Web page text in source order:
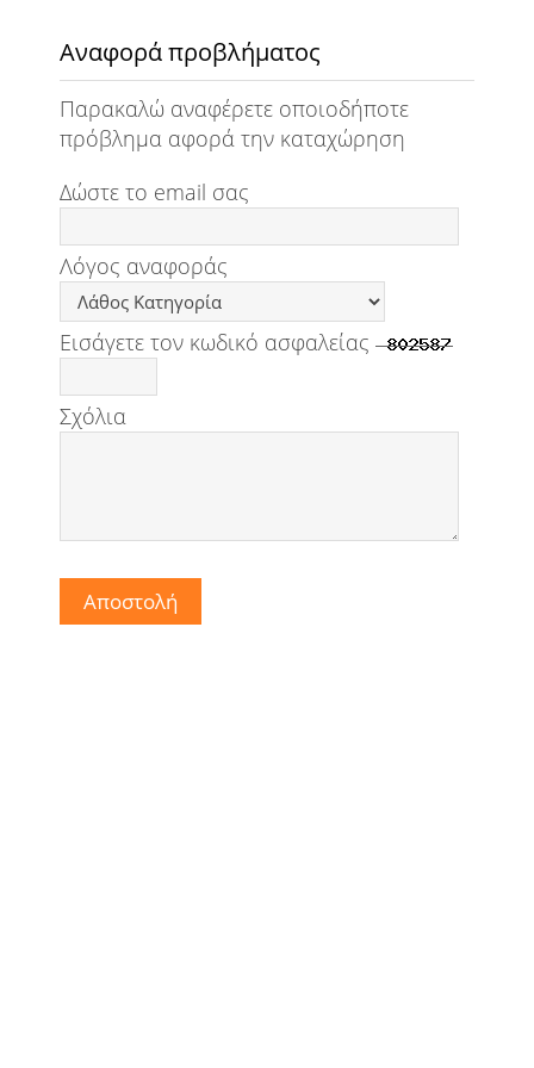
Αναφορά προβλήματος
Παρακαλώ αναφέρετε οποιοδήποτε
πρόβλημα αφορά την καταχώρηση
Δώστε το email σας
Λόγος αναφοράς
Εισάγετε τον κωδικό ασφαλείας
Σχόλια